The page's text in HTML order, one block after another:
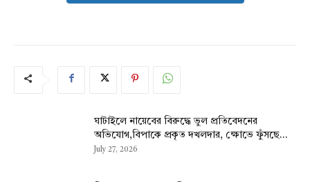
ঘাটাইলে নায়েবের বিরুদ্ধে ভুল প্রতিবেদনের
অভিযোগ,বিপাকে প্রকৃত দখলদার, ক্ষোভে ফুঁসছে...
July 27, 2026